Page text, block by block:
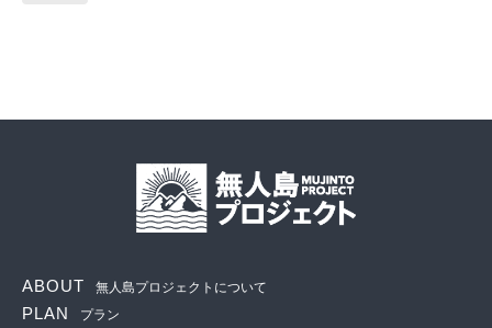
ABOUT 無人島プロジェクトについて
PLAN プラン